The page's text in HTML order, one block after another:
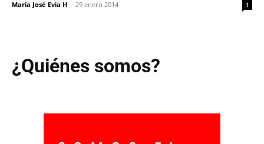
María José Evia H - 29 enero 2014 1
¿Quiénes somos?